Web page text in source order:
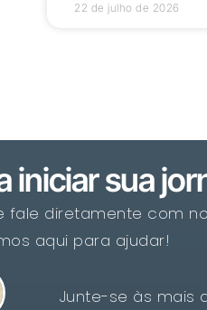
22 de julho de 2026
iniciar sua
fale diretamente com
aqui para ajudar!
Junte-se às mais